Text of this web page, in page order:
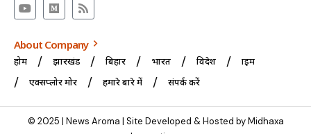
About Company
होम झारखंड बिहार भारत विदेश
क्राइम
एक्सप्लोर मोर
हमारे बारे में संपर्क करें
© 2025 | News Aroma | Site Developed & Hosted by Midhaxa